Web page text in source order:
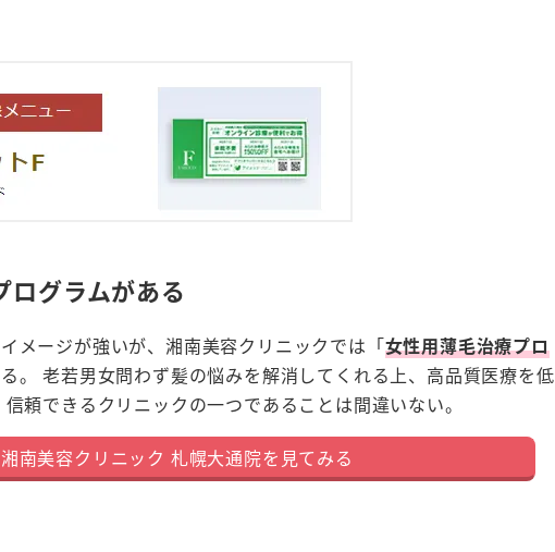
ログラムがある
メージが強いが、湘南美容クリニックでは「女性用薄毛治療プロ
。 老若男女問わず髪の悩みを解消してくれる上、高品質医療を低
頼できるクリニックの一つであることは間違いない。
湘南美容クリニック 札幌大通院を見てみる